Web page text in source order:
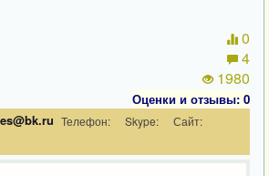
0
4
1980
Оценки и отзывы: 0
Телефон: Skype:
Сайт: